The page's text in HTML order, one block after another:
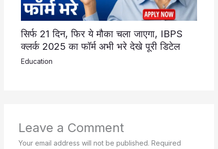
सिर्फ 21 दिन, फिर ये मौका चला जाएगा, IBPS
क्लर्क 2025 का फॉर्म अभी भरे देखे पूरी डिटेल
Education
Leave a Comment
Your email address will not be published. Required